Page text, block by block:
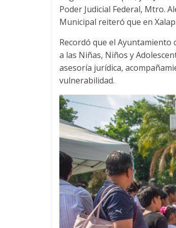
Poder Judicial Federal, Mtro.
Municipal reiteró que en
Recordó que el Ayuntamiento
a las Niñas, Niños y
asesoría jurídica,
vulnerabilidad.